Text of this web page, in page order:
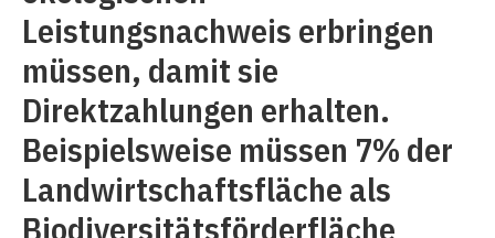
Leistungsnachweis erbringen
müssen, damit sie
Direktzahlungen erhalten.
Beispielsweise müssen 7% der
Landwirtschaftsfläche als
Biodiversitätsförderfläche